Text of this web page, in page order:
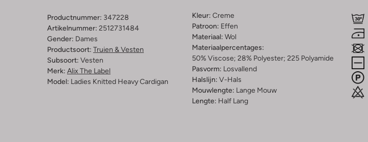
Productnummer: 347228
Artikelnummer: 2512731484
Gender: Dames
Productsoort: Truien & Vesten
Subsoort: Vesten
Merk: Alix The Label
Model: Ladies Knitted Heavy Cardigan
Kleur: Creme
Patroon: Effen
Materiaal: Wol
Materiaalpercentages:
50% Viscose; 28% Polyester; 225 Polyamide
Pasvorm: Losvallend
Halslijn: V-Hals
Mouwlengte: Lange Mouw
Lengte: Half Lang